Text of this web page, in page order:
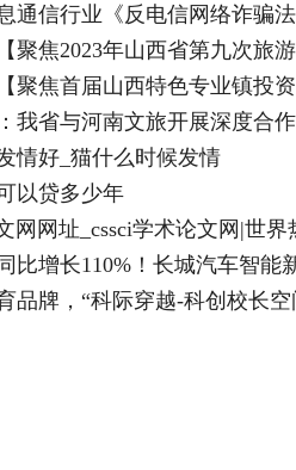
通信行业《反电信网络诈骗
聚焦2023年山西省第九次旅
聚焦首届山西特色专业镇投
我省与河南文旅开展深度合作
情好_猫什么时候发情
以贷多少年
网网址_cssci学术论文网|世界
比增长110%！长城汽车智能
品牌，“科际穿越-科创校长